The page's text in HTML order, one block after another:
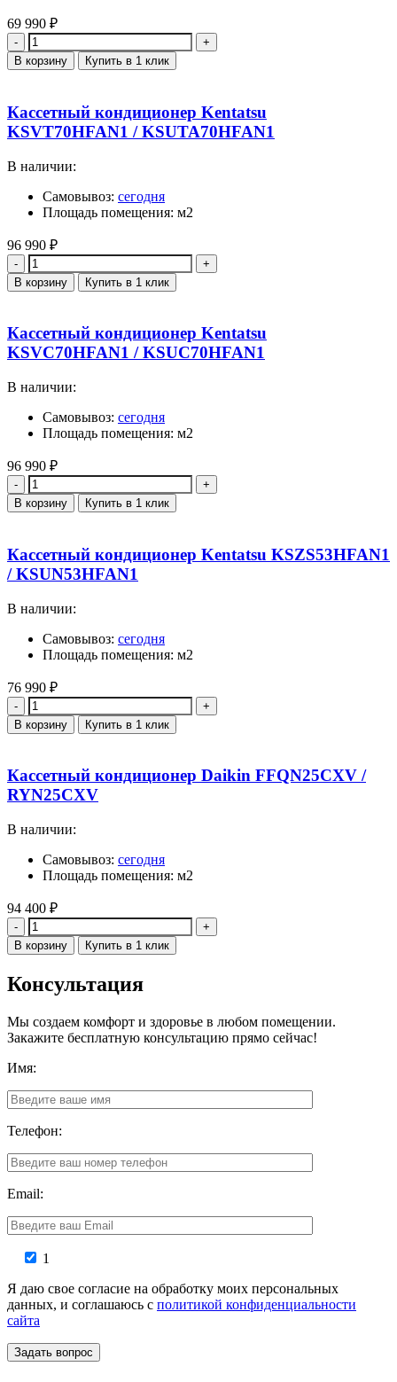
69 990 ₽
Количество
В корзину Купить в 1 клик
Кассетный кондиционер Kentatsu
KSVT70HFAN1 / KSUTA70HFAN1
В наличии:
Самовывоз: сегодня
Площадь помещения: м2
96 990 ₽
Количество
В корзину Купить в 1 клик
Кассетный кондиционер Kentatsu
KSVC70HFAN1 / KSUC70HFAN1
В наличии:
Самовывоз: сегодня
Площадь помещения: м2
96 990 ₽
Количество
В корзину Купить в 1 клик
Кассетный кондиционер Kentatsu KSZS53HFAN1
/ KSUN53HFAN1
В наличии:
Самовывоз: сегодня
Площадь помещения: м2
76 990 ₽
Количество
В корзину Купить в 1 клик
Кассетный кондиционер Daikin FFQN25CXV /
RYN25CXV
В наличии:
Самовывоз: сегодня
Площадь помещения: м2
94 400 ₽
Количество
В корзину Купить в 1 клик
Консультация
Мы создаем комфорт и здоровье в любом помещении.
Закажите бесплатную консультацию прямо сейчас!
Имя:
Телефон:
Email:
1
Я даю свое согласие на обработку моих персональных
данных, и соглашаюсь с политикой конфиденциальности
сайта
Задать вопрос